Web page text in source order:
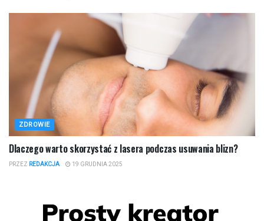
ZDROWIE
Dlaczego warto skorzystać z lasera podczas usuwania blizn?
PRZEZ REDAKCJA 19 GRUDNIA 2025